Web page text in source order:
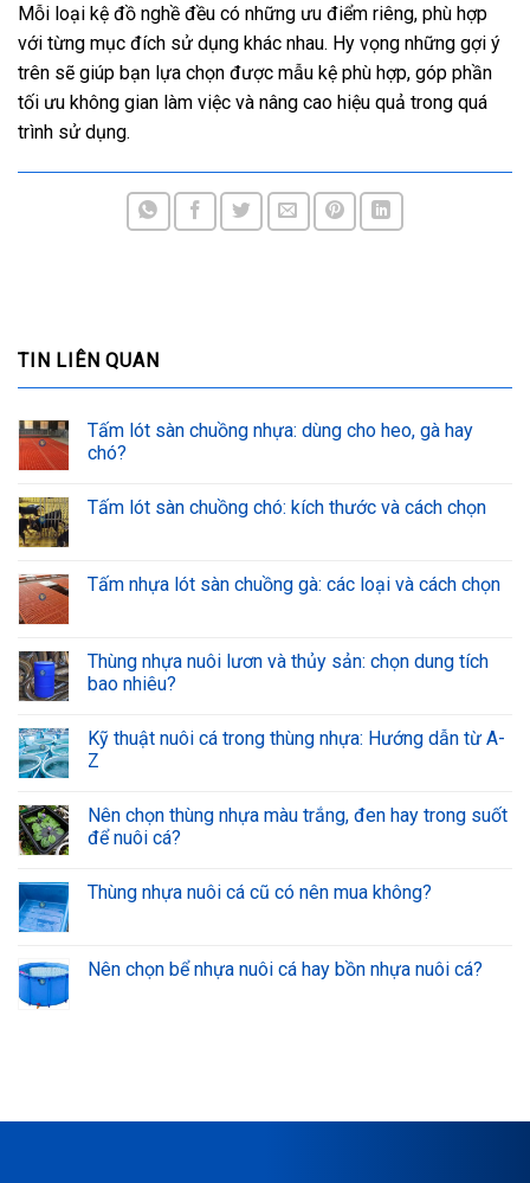
Mỗi loại kệ đồ nghề đều có những ưu điểm riêng, phù hợp
với từng mục đích sử dụng khác nhau. Hy vọng những gợi ý
trên sẽ giúp bạn lựa chọn được mẫu kệ phù hợp, góp phần
tối ưu không gian làm việc và nâng cao hiệu quả trong quá
trình sử dụng.
TIN LIÊN QUAN
Tấm lót sàn chuồng nhựa: dùng cho heo, gà hay
chó?
Tấm lót sàn chuồng chó: kích thước và cách chọn
Tấm nhựa lót sàn chuồng gà: các loại và cách chọn
Thùng nhựa nuôi lươn và thủy sản: chọn dung tích
bao nhiêu?
Kỹ thuật nuôi cá trong thùng nhựa: Hướng dẫn từ A-
Z
Nên chọn thùng nhựa màu trắng, đen hay trong suốt
để nuôi cá?
Thùng nhựa nuôi cá cũ có nên mua không?
Nên chọn bể nhựa nuôi cá hay bồn nhựa nuôi cá?